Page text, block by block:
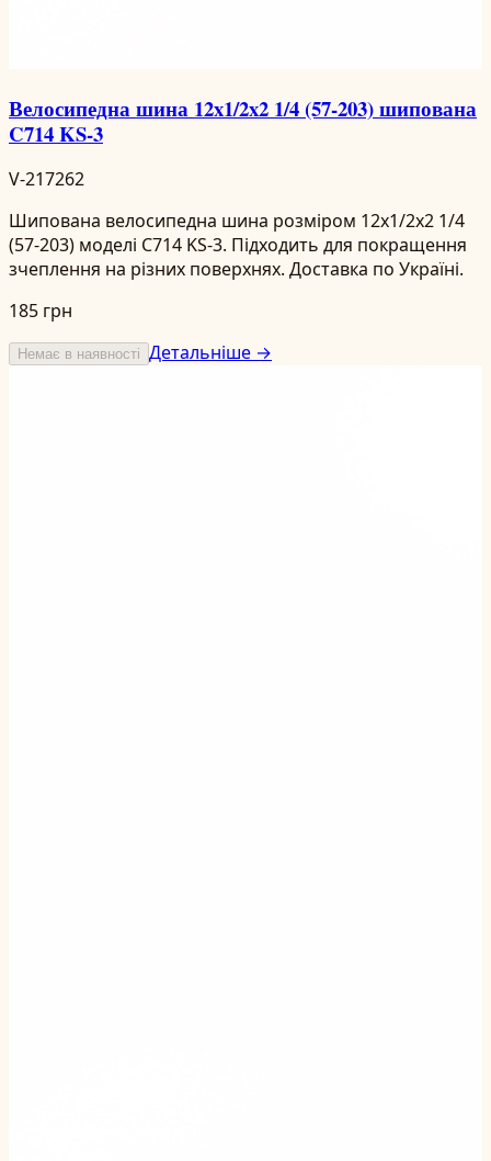
Велосипедна шина 12x1/2x2 1/4 (57-203) шипована
C714 KS-3
V-217262
Шипована велосипедна шина розміром 12x1/2x2 1/4
(57-203) моделі C714 KS-3. Підходить для покращення
зчеплення на різних поверхнях. Доставка по Україні.
185 грн
Немає в наявності Детальніше →